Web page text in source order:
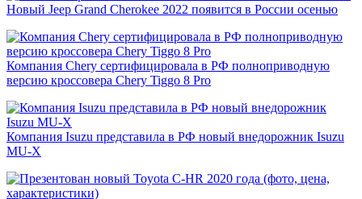
Новый Jeep Grand Cherokee 2022 появится в России осенью
Компания Chery сертифицировала в РФ полноприводную
версию кроссовера Chery Tiggo 8 Pro
Компания Isuzu представила в РФ новый внедорожник Isuzu
MU-X